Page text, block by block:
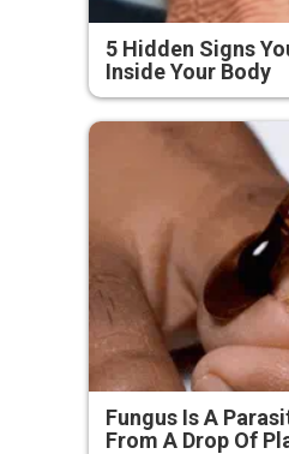
5 Hidden Signs
Inside Your Body
Fungus Is A
From A Drop Of